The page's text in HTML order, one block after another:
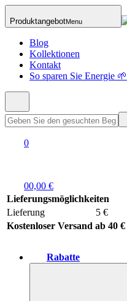
ProduktangebotMenu
Blog
Kollektionen
Kontakt
So sparen Sie Energie 🌱
0
00,00 €
Lieferungsmöglichkeiten
Lieferung
5 €
Kostenloser Versand ab 40 €
Rabatte